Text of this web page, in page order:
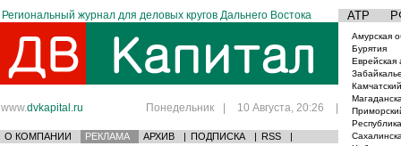
Региональный журнал для деловых кругов Дальнего Востока АТР
www.dvkapital.ru Понедельник | 10 Августа, 20:26 |
О КОМПАНИИ РЕКЛАМА АРХИВ | ПОДПИСКА | RSS |
Амурская
Бурятия
Еврейская